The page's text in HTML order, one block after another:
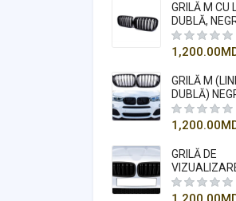
GRILĂ M CU
DUBLĂ,
COMPATIBILĂ
PENTRU X5-
(2015-2018)
1,200.00
GRILĂ M
DUBLĂ)
COMPATIBILĂ
PENTRU
F25 2014-
1,200.00
GRILĂ DE
(RINCHI)